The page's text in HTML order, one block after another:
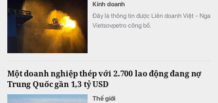
Kinh doanh
Đây là thông tin được Liên doanh Việt - Nga
Vietsovpetro công bố.
Một doanh nghiệp thép với 2.700 lao động đang nợ
Trung Quốc gần 1,3 tỷ USD
Thế giới